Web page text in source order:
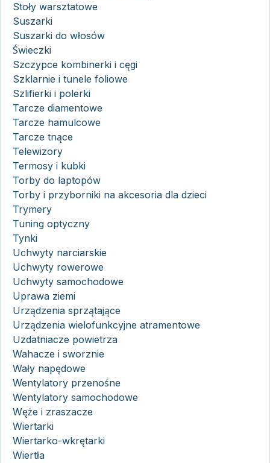
Stoły warsztatowe
Suszarki
Suszarki do włosów
Świeczki
Szczypce kombinerki i cęgi
Szklarnie i tunele foliowe
Szlifierki i polerki
Tarcze diamentowe
Tarcze hamulcowe
Tarcze tnące
Telewizory
Termosy i kubki
Torby do laptopów
Torby i przyborniki na akcesoria dla dzieci
Trymery
Tuning optyczny
Tynki
Uchwyty narciarskie
Uchwyty rowerowe
Uchwyty samochodowe
Uprawa ziemi
Urządzenia sprzątające
Urządzenia wielofunkcyjne atramentowe
Uzdatniacze powietrza
Wahacze i sworznie
Wały napędowe
Wentylatory przenośne
Wentylatory samochodowe
Węże i zraszacze
Wiertarki
Wiertarko-wkrętarki
Wiertła